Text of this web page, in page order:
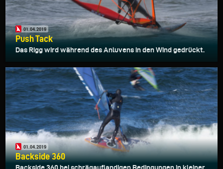
01.04.2019
Push Tack
Das Rigg wird während des Anluvens in den Wind gedrückt.
01.04.2019
Backside 360